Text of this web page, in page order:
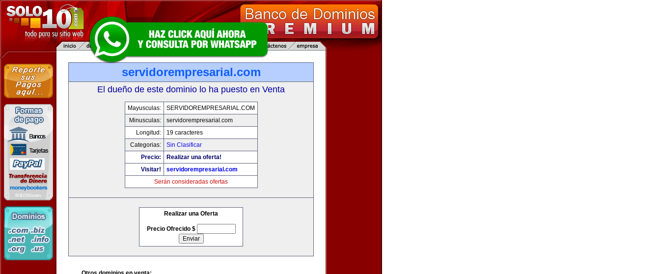
servidorempresarial.com
El dueño de este dominio lo ha puesto en Venta
Mayusculas:
SERVIDOREMPRESARIAL.COM
Minusculas:
servidorempresarial.com
Longitud:
19 caracteres
Categorias:
Sin Clasificar
Precio:
Realizar una oferta!
Visitar!
servidorempresarial.com
Serán consideradas ofertas
Realizar una Oferta
Precio Ofrecido $